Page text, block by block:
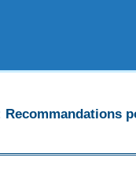
Recommandations